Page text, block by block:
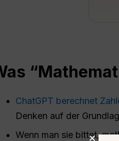
ChatGPT berechnet
Denken auf der
Wenn man sie bittet,